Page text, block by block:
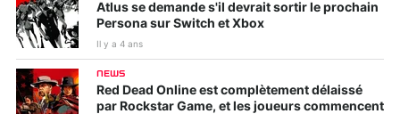
Atlus se demande s'il devrait sortir le prochain
Persona sur Switch et Xbox
Il y a 4 ans
NEWS
Red Dead Online est complètement délaissé
par Rockstar Game, et les joueurs commencent